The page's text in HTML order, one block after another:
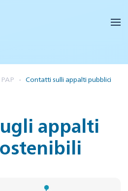
Contatti sulli appalti pubblici
appalti